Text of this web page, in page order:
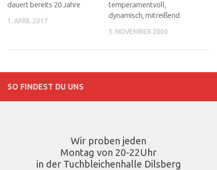
dauert bereits 20 Jahre
1. APRIL 2017
temperamentvoll,
dynamisch, mitreißend
3. NOVEMBER 2006
SO FINDEST DU UNS
Wir proben jeden
Montag von 20-22Uhr
in der Tuchbleichenhalle Dilsberg